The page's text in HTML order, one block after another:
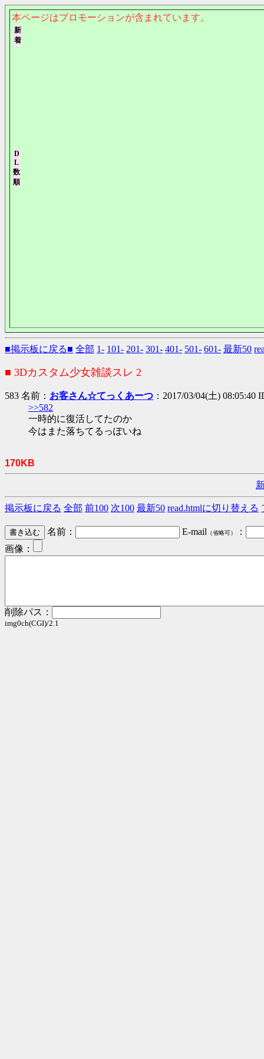
本ページはプロモーションが含まれています。
■掲示板に戻る■ 全部 1- 101- 201- 301- 401- 501- 601- 最新50
■ 3Dカスタム少女雑談スレ 2
583 名前： お客さん☆てっくあーつ ：2017/03/04(土) 08:05:40
>>582
一時的に復活してたのか
今はまた落ちてるっぽいね
170KB
掲示板に戻る 全部 前100 次100 最新50 read.htmlに切り替える
名前： E-mail （省略可）
：
画像：
削除パス：
img0ch(CGI)/2.1